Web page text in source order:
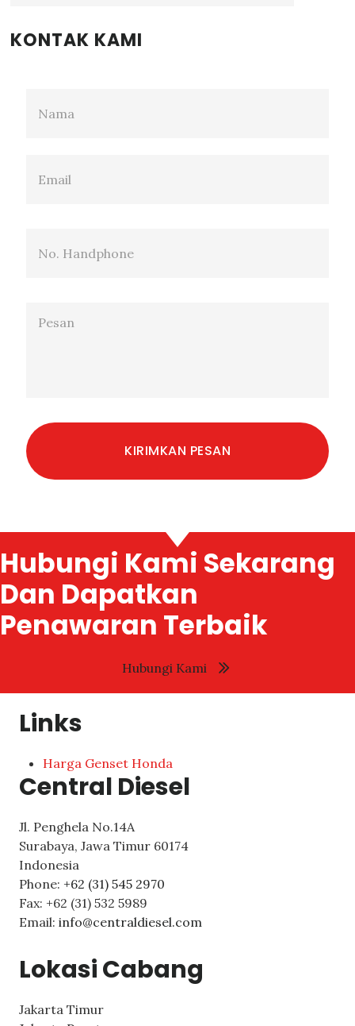
KONTAK KAMI
Hubungi Kami Sekarang
Dan Dapatkan
Penawaran Terbaik
Hubungi Kami
Links
Harga Genset Honda
Central Diesel
Jl. Penghela No.14A
Surabaya, Jawa Timur 60174
Indonesia
Phone: +62 (31) 545 2970
Fax: +62 (31) 532 5989
Email: info@centraldiesel.com
Lokasi Cabang
Jakarta Timur